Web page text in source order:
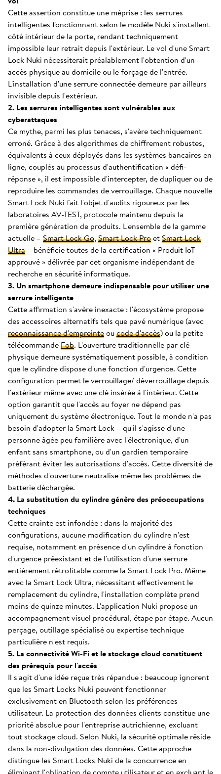
Cette assertion constitue une méprise : les serrures
intelligentes fonctionnant selon le modèle Nuki s'installent
côté intérieur de la porte, rendant techniquement
impossible leur retrait depuis l'extérieur. Le vol d'une Smart
Lock Nuki nécessiterait préalablement l'obtention d'un
accès physique au domicile ou le forçage de l'entrée.
L'installation d'une serrure connectée demeure par ailleurs
invisible depuis l'extérieur.
2. Les serrures intelligentes sont vulnérables aux
cyberattaques
Ce mythe, parmi les plus tenaces, s'avère techniquement
erroné. Grâce à des algorithmes de chiffrement robustes,
équivalents à ceux déployés dans les systèmes bancaires en
ligne, couplés au processus d'authentification « défi-
réponse », il est impossible d'intercepter, de dupliquer ou de
reproduire les commandes de verrouillage. Chaque nouvelle
Smart Lock Nuki fait l'objet d'audits rigoureux par les
laboratoires AV-TEST, protocole maintenu depuis la
première génération de produits. L'ensemble de la gamme
actuelle – Smart Lock Go, Smart Lock ProetSmart Lock
Ultra – bénéficie toutes de la certification « Produit IoT
approuvé » délivrée par cet organisme indépendant de
recherche en sécurité informatique.
3. Un smartphone demeure indispensable pour utiliser une
serrure intelligente
Cette affirmation s'avère inexacte : l'écosystème propose
des accessoires alternatifs tels que pavé numérique (avec
reconnaissance d'empreinteoucode d'accès) ou la petite
télécommandeFob. L'ouverture traditionnelle par clé
physique demeure systématiquement possible, à condition
que le cylindre dispose d'une fonction d'urgence. Cette
configuration permet le verrouillage/ déverrouillage depuis
l'extérieur même avec une clé insérée à l'intérieur. Cette
option garantit que l'accès au foyer ne dépend pas
uniquement du système électronique. Tout le monde n'a pas
besoin d'adopter la Smart Lock – qu'il s'agisse d'une
personne âgée peu familière avec l'électronique, d'un
enfant sans smartphone, ou d'un gardien temporaire
préférant éviter les autorisations d'accès. Cette diversité de
méthodes d'ouverture neutralise même les problèmes de
batterie déchargée.
4. La substitution du cylindre génère des préoccupations
techniques
Cette crainte est infondée : dans la majorité des
configurations, aucune modification du cylindre n'est
requise, notamment en présence d'un cylindre à fonction
d'urgence préexistant et de l'utilisation d'une serrure
entièrement rétrofitable comme la Smart Lock Pro. Même
avec la Smart Lock Ultra, nécessitant effectivement le
remplacement du cylindre, l'installation complète prend
moins de quinze minutes. L'application Nuki propose un
accompagnement visuel procédural, étape par étape. Aucun
perçage, outillage spécialisé ou expertise technique
particulière n'est requis.
5. La connectivité Wi-Fi et le stockage cloud constituent
des prérequis pour l'accès
Il s'agit d'une idée reçue très répandue : beaucoup ignorent
que les Smart Locks Nuki peuvent fonctionner
exclusivement en Bluetooth selon les préférences
utilisateur. La protection des données clients constitue une
priorité absolue pour l'entreprise autrichienne, excluant
tout stockage cloud. Selon Nuki, la sécurité optimale réside
dans la non-divulgation des données. Cette approche
distingue les Smart Locks Nuki de la concurrence en